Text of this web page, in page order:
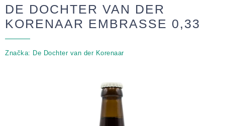
DE DOCHTER VAN DER
KORENAAR EMBRASSE 0,33
Značka: De Dochter van der Korenaar